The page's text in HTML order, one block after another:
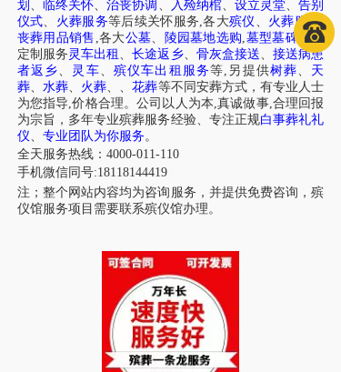
划 、 临终关怀、治丧协调 、 入殓纳棺、 设立灵堂、告别
仪式、 火葬服务等后续关怀服务,各大殡仪 、 火葬服务,
丧葬用品销售 ,各大公墓、 陵园墓地选购,墓型墓碑 个性
定制服务 灵车出租 、长途返乡、 骨灰盒接送、接送病患
者返乡、 灵车、 殡仪车出租服务等,另提供树葬、 天
葬、 水葬、 火葬、 、花葬等不同安葬方式，有专业人士
为您指导,价格合理。公司以人为本,真诚做事,合理回报
为宗旨，多年专业殡葬服务经验、专注正规白事葬礼礼
仪、 专业团队为你服务。
全天服务热线：4000-011-110
手机微信同号:18118144419
注；整个网站内容均为咨询服务，并提供免费咨询，殡
仪馆服务项目需要联系殡仪馆办理。